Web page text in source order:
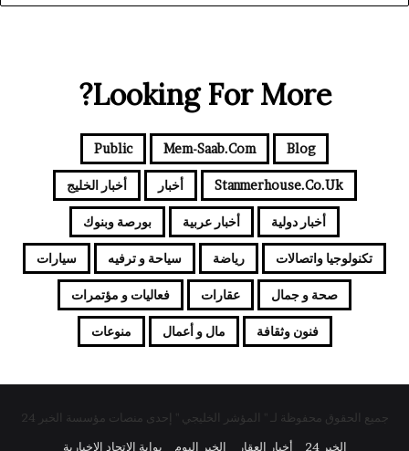
Looking For More?
Blog
Mem-Saab.com
Public
Stanmerhouse.co.uk أخبار أخبار الخليج
أخبار دولية أخبار عربية بورصة وبنوك
تكنولوجيا واتصالات رياضة سياحة و ترفيه سيارات
صحة و جمال عقارات فعاليات و مؤتمرات
فنون وثقافة مال و أعمال منوعات
جميع الحقوق محفوظة لـ " المؤشر الخليجي " إحدى منصات مؤسسة الخبر 24
الخبر 24
أخبار العقار الخبر اليوم بوابة الاتحاد الاخبارية